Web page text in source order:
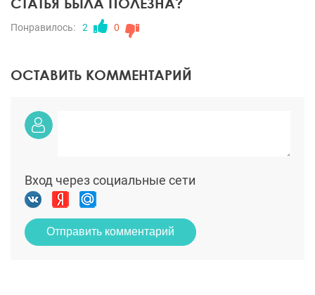
Понравилось: 2 0
ОСТАВИТЬ КОММЕНТАРИЙ
Вход через социальные сети
Отправить комментарий